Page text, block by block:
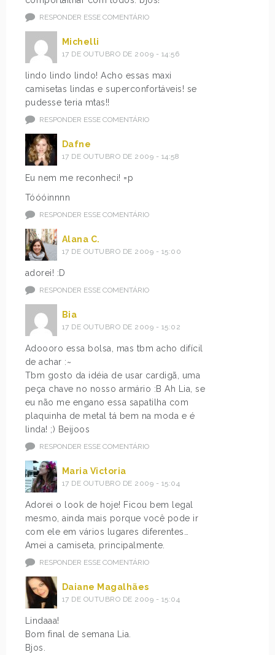
RESPONDER ESSE COMENTÁRIO
Michelli
17 DE OUTUBRO DE 2009 - 14:56
lindo lindo lindo! Acho essas maxi
camisetas lindas e superconfortáveis! se
pudesse teria mtas!!
RESPONDER ESSE COMENTÁRIO
Dafne
17 DE OUTUBRO DE 2009 - 14:58
Eu nem me reconheci! =p
Tóóóinnnn
RESPONDER ESSE COMENTÁRIO
Alana C.
17 DE OUTUBRO DE 2009 - 15:00
adorei! :D
RESPONDER ESSE COMENTÁRIO
Bia
17 DE OUTUBRO DE 2009 - 15:02
Adoooro essa bolsa, mas tbm acho difícil
de achar :~
Tbm gosto da idéia de usar cardigã, uma
peça chave no nosso armário :B Ah Lia, se
eu não me engano essa sapatilha com
plaquinha de metal tá bem na moda e é
linda! ;) Beijoos
RESPONDER ESSE COMENTÁRIO
Maria Victoria
17 DE OUTUBRO DE 2009 - 15:04
Adorei o look de hoje! Ficou bem legal
mesmo, ainda mais porque você pode ir
com ele em vários lugares diferentes…
Amei a camiseta, principalmente.
RESPONDER ESSE COMENTÁRIO
Daiane Magalhães
17 DE OUTUBRO DE 2009 - 15:04
Lindaaa!
Bom final de semana Lia.
Bjos.